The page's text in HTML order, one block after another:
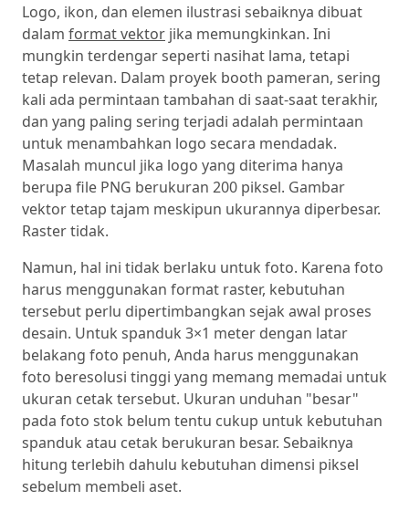
Logo, ikon, dan elemen ilustrasi sebaiknya dibuat
dalam format vektor jika memungkinkan. Ini
mungkin terdengar seperti nasihat lama, tetapi
tetap relevan. Dalam proyek booth pameran, sering
kali ada permintaan tambahan di saat-saat terakhir,
dan yang paling sering terjadi adalah permintaan
untuk menambahkan logo secara mendadak.
Masalah muncul jika logo yang diterima hanya
berupa file PNG berukuran 200 piksel. Gambar
vektor tetap tajam meskipun ukurannya diperbesar.
Raster tidak.
Namun, hal ini tidak berlaku untuk foto. Karena foto
harus menggunakan format raster, kebutuhan
tersebut perlu dipertimbangkan sejak awal proses
desain. Untuk spanduk 3×1 meter dengan latar
belakang foto penuh, Anda harus menggunakan
foto beresolusi tinggi yang memang memadai untuk
ukuran cetak tersebut. Ukuran unduhan "besar"
pada foto stok belum tentu cukup untuk kebutuhan
spanduk atau cetak berukuran besar. Sebaiknya
hitung terlebih dahulu kebutuhan dimensi piksel
sebelum membeli aset.